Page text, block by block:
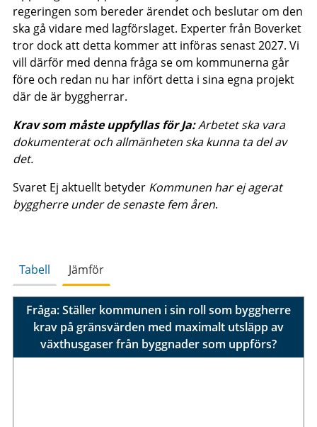
regeringen som bereder ärendet och beslutar om den
ska gå vidare med lagförslaget. Experter från Boverket
tror dock att detta kommer att införas senast 2027. Vi
vill därför med denna fråga se om kommunerna går
före och redan nu har infört detta i sina egna projekt
där de är byggherrar.
Krav som måste uppfyllas för Ja:Arbetet ska vara
dokumenterat och allmänheten ska kunna ta del av
det.
Svaret Ej aktuellt betyder Kommunen har ej agerat
byggherre under de senaste fem åren.
Tabell Jämför
Fråga: Ställer kommunen i sin roll som byggherre
krav på gränsvärden med maximalt utsläpp av
växthusgaser från byggnader som uppförs?